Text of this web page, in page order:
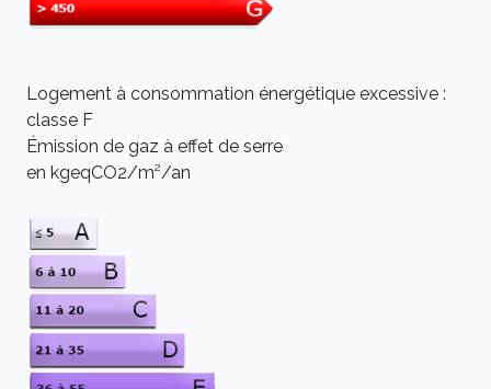
Logement à consommation énergétique excessive :
classe F
Émission de gaz à effet de serre
en kgeqCO2/m²/an